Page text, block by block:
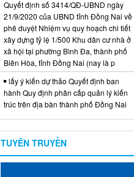
Quyết định số 3414/QĐ-UBND ngày
21/9/2020 của UBND tỉnh Đồng Nai về
phê duyệt Nhiệm vụ quy hoạch chi tiết
xây dựng tỷ lệ 1/500 Khu dân cư nhà ở
xã hội tại phường Bình Đa, thành phố
Biên Hòa, tỉnh Đồng Nai (nay là p
lấy ý kiến dự thảo Quyết định ban
hành Quy định phân cấp quản lý kiến
trúc trên địa bàn thành phố Đồng Nai
TUYÊN TRUYỀN